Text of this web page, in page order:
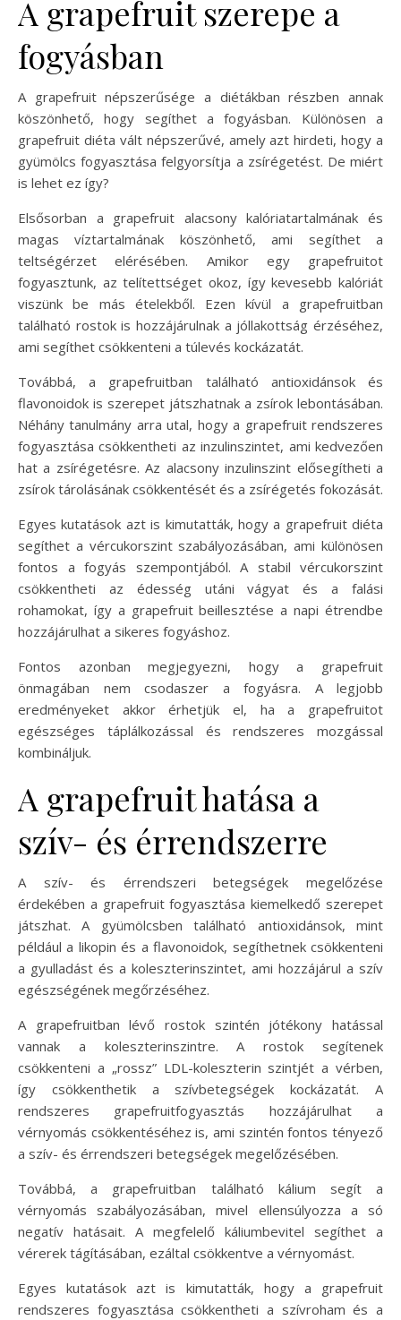
A grapefruit szerepe a
fogyásban
A grapefruit népszerűsége a diétákban részben annak
köszönhető, hogy segíthet a fogyásban. Különösen a
grapefruit diéta vált népszerűvé, amely azt hirdeti, hogy a
gyümölcs fogyasztása felgyorsítja a zsírégetést. De miért
is lehet ez így?
Elsősorban a grapefruit alacsony kalóriatartalmának és
magas víztartalmának köszönhető, ami segíthet a
teltségérzet elérésében. Amikor egy grapefruitot
fogyasztunk, az telítettséget okoz, így kevesebb kalóriát
viszünk be más ételekből. Ezen kívül a grapefruitban
található rostok is hozzájárulnak a jóllakottság érzéséhez,
ami segíthet csökkenteni a túlevés kockázatát.
Továbbá, a grapefruitban található antioxidánsok és
flavonoidok is szerepet játszhatnak a zsírok lebontásában.
Néhány tanulmány arra utal, hogy a grapefruit rendszeres
fogyasztása csökkentheti az inzulinszintet, ami kedvezően
hat a zsírégetésre. Az alacsony inzulinszint elősegítheti a
zsírok tárolásának csökkentését és a zsírégetés fokozását.
Egyes kutatások azt is kimutatták, hogy a grapefruit diéta
segíthet a vércukorszint szabályozásában, ami különösen
fontos a fogyás szempontjából. A stabil vércukorszint
csökkentheti az édesség utáni vágyat és a falási
rohamokat, így a grapefruit beillesztése a napi étrendbe
hozzájárulhat a sikeres fogyáshoz.
Fontos azonban megjegyezni, hogy a grapefruit
önmagában nem csodaszer a fogyásra. A legjobb
eredményeket akkor érhetjük el, ha a grapefruitot
egészséges táplálkozással és rendszeres mozgással
kombináljuk.
A grapefruit hatása a
szív- és érrendszerre
A szív- és érrendszeri betegségek megelőzése
érdekében a grapefruit fogyasztása kiemelkedő szerepet
játszhat. A gyümölcsben található antioxidánsok, mint
például a likopin és a flavonoidok, segíthetnek csökkenteni
a gyulladást és a koleszterinszintet, ami hozzájárul a szív
egészségének megőrzéséhez.
A grapefruitban lévő rostok szintén jótékony hatással
vannak a koleszterinszintre. A rostok segítenek
csökkenteni a „rossz” LDL-koleszterin szintjét a vérben,
így csökkenthetik a szívbetegségek kockázatát. A
rendszeres grapefruitfogyasztás hozzájárulhat a
vérnyomás csökkentéséhez is, ami szintén fontos tényező
a szív- és érrendszeri betegségek megelőzésében.
Továbbá, a grapefruitban található kálium segít a
vérnyomás szabályozásában, mivel ellensúlyozza a só
negatív hatásait. A megfelelő káliumbevitel segíthet a
vérerek tágításában, ezáltal csökkentve a vérnyomást.
Egyes kutatások azt is kimutatták, hogy a grapefruit
rendszeres fogyasztása csökkentheti a szívroham és a